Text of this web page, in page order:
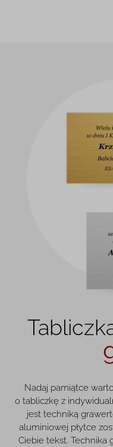
Nadaj pamiątce
o tabliczkę z
jest techniką
aluminiowej płytce
Ciebie tekst.